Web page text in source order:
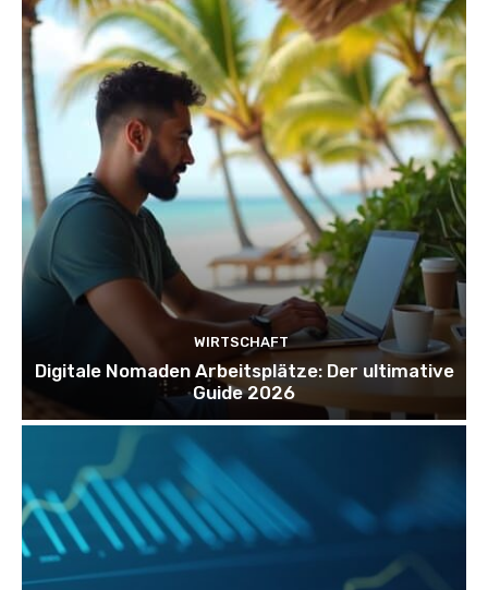
WIRTSCHAFT
Digitale Nomaden Arbeitsplätze: Der ultimative
Guide 2026